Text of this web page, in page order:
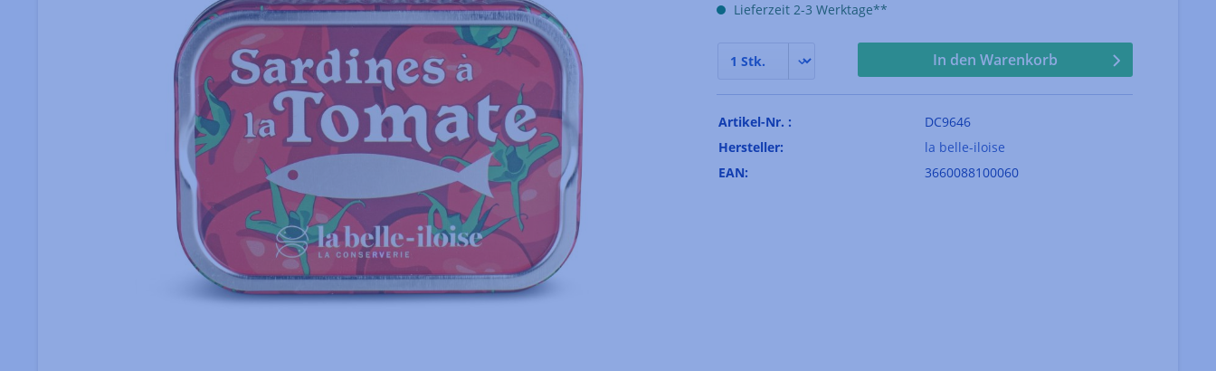
Lieferzeit 2-3 Werktage**
In den Warenkorb
Artikel-Nr. :
DC9646
Hersteller:
la belle-iloise
EAN:
3660088100060